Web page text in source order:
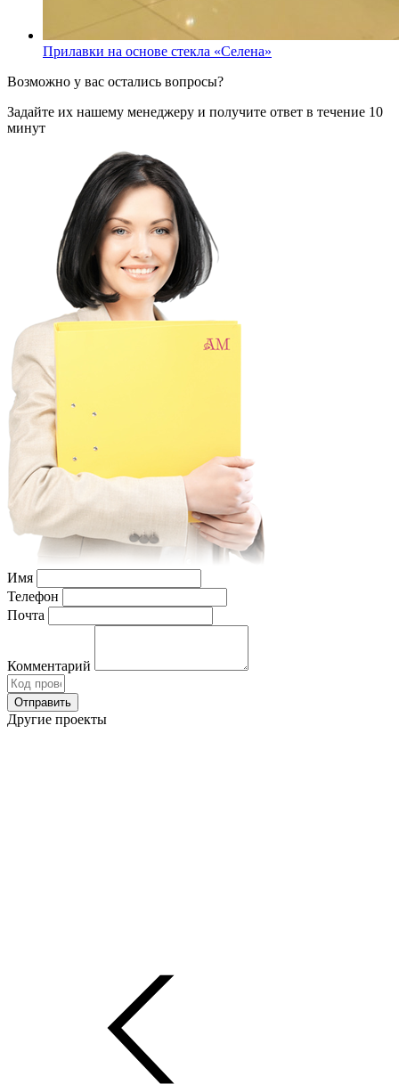
Прилавки на основе стекла «Селена»
Возможно у вас остались вопросы?
Задайте их нашему менеджеру и получите ответ в течение 10
минут
Имя
Телефон
Почта
Комментарий
Другие проекты